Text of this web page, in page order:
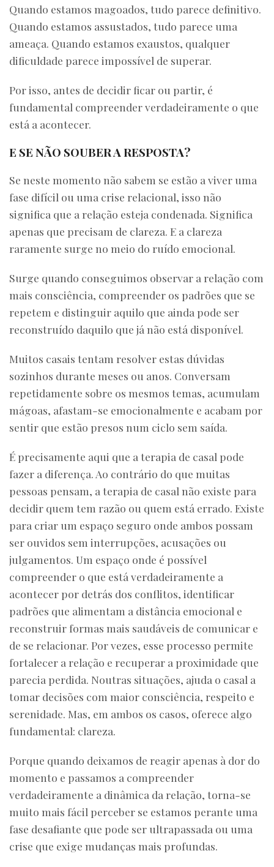
Quando estamos magoados, tudo parece definitivo.
Quando estamos assustados, tudo parece uma
ameaça. Quando estamos exaustos, qualquer
dificuldade parece impossível de superar.
Por isso, antes de decidir ficar ou partir, é
fundamental compreender verdadeiramente o que
está a acontecer.
E SE NÃO SOUBER A RESPOSTA?
Se neste momento não sabem se estão a viver uma
fase difícil ou uma crise relacional, isso não
significa que a relação esteja condenada. Significa
apenas que precisam de clareza. E a clareza
raramente surge no meio do ruído emocional.
Surge quando conseguimos observar a relação com
mais consciência, compreender os padrões que se
repetem e distinguir aquilo que ainda pode ser
reconstruído daquilo que já não está disponível.
Muitos casais tentam resolver estas dúvidas
sozinhos durante meses ou anos. Conversam
repetidamente sobre os mesmos temas, acumulam
mágoas, afastam-se emocionalmente e acabam por
sentir que estão presos num ciclo sem saída.
É precisamente aqui que a terapia de casal pode
fazer a diferença. Ao contrário do que muitas
pessoas pensam, a terapia de casal não existe para
decidir quem tem razão ou quem está errado. Existe
para criar um espaço seguro onde ambos possam
ser ouvidos sem interrupções, acusações ou
julgamentos. Um espaço onde é possível
compreender o que está verdadeiramente a
acontecer por detrás dos conflitos, identificar
padrões que alimentam a distância emocional e
reconstruir formas mais saudáveis de comunicar e
de se relacionar. Por vezes, esse processo permite
fortalecer a relação e recuperar a proximidade que
parecia perdida. Noutras situações, ajuda o casal a
tomar decisões com maior consciência, respeito e
serenidade. Mas, em ambos os casos, oferece algo
fundamental: clareza.
Porque quando deixamos de reagir apenas à dor do
momento e passamos a compreender
verdadeiramente a dinâmica da relação, torna-se
muito mais fácil perceber se estamos perante uma
fase desafiante que pode ser ultrapassada ou uma
crise que exige mudanças mais profundas.